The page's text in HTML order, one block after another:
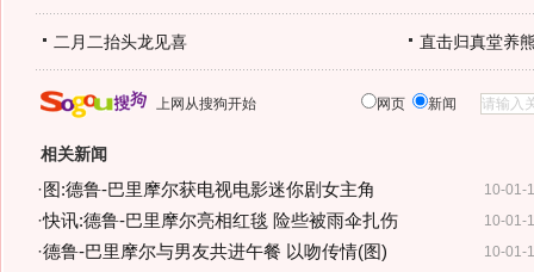
二月二抬头龙见喜 直击归真堂养
上网从搜狗开始 网页 新闻
相关新闻
10-01-
· 图:德鲁-巴里摩尔获电视电影迷你剧女主角
10-01-
·快讯:德鲁-巴里摩尔亮相红毯 险些被雨伞扎伤
10-01-
·德鲁-巴里摩尔与男友共进午餐 以吻传情(图)